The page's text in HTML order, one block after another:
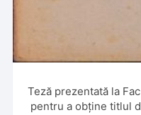
Teză prezentată la
pentru a obține titlul